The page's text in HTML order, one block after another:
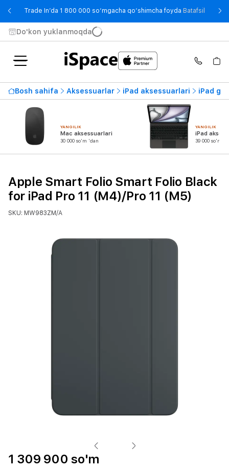
Trade In’da 1 800 000 so‘mgacha qo‘shimcha foyda Batafsil -
Do'kon yuklanmoqda
Bosh sahifa Aksessuarlar iPad aksessuarlari iPad
YANGILIK
Mac aksessuarlari
30 000 so'm 'dan
YANGILIK
iPad
39 000 so'm
Apple Smart Folio Smart Folio Black
for iPad Pro 11 (M4)/Pro 11 (M5)
SKU: MW983ZM/A
1 309 900 so'm